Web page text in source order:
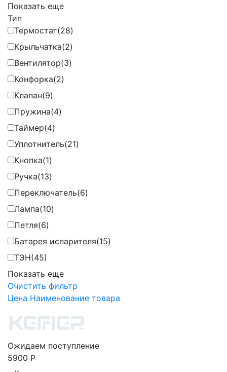
Показать еще
Тип
Термостат(28)
Крыльчатка(2)
Вентилятор(3)
Конфорка(2)
Клапан(9)
Пружина(4)
Таймер(4)
Уплотнитель(21)
Кнопка(1)
Ручка(13)
Переключатель(6)
Лампа(10)
Петля(6)
Батарея испарителя(15)
ТЭН(45)
Показать еще
Очистить фильтр
Цена Наименование товара
Ожидаем поступление
5900 Р